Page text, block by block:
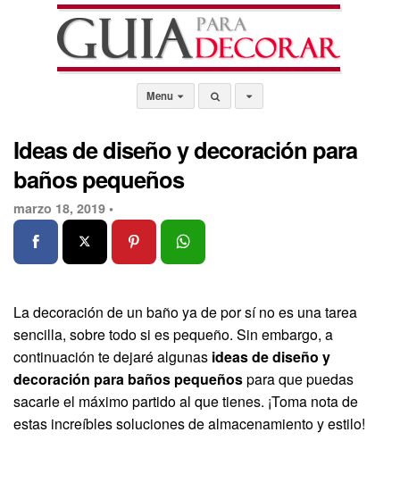
Menu
Ideas de diseño y decoración para
baños pequeños
marzo 18, 2019 •
La decoración de un baño ya de por sí no es una tarea
sencilla, sobre todo si es pequeño. Sin embargo, a
continuación te dejaré algunas ideas de diseño y
decoración para baños pequeñospara que puedas
sacarle el máximo partido al que tienes. ¡Toma nota de
estas increíbles soluciones de almacenamiento y estilo!